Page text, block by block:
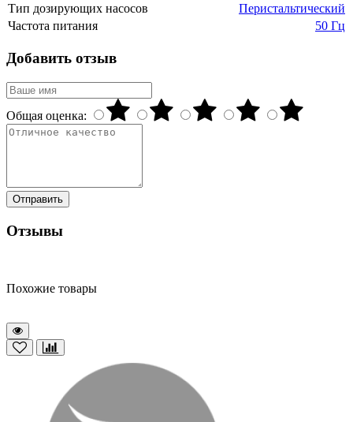
Тип дозирующих насосов
Перистальтический
Частота питания
50 Гц
Добавить отзыв
Общая оценка:
Отправить
Отзывы
Похожие товары